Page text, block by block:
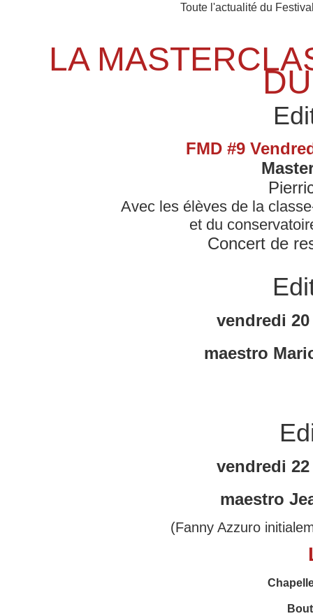
Toute l'actualité du
LA
FMD #9
Avec les élèves de la
et du
Concert de
vendredi
maestro
vendredi
maestro
(Fanny Azzuro